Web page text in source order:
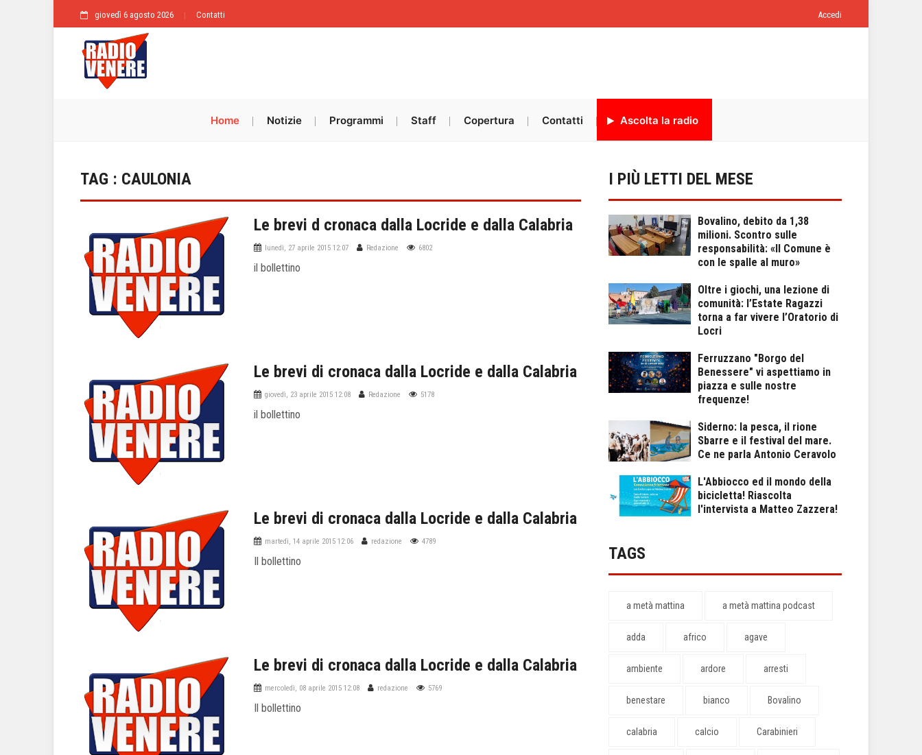
giovedì 6 agosto 2026 Contatti Accedi
Home Notizie Programmi Staff Copertura Contatti Ascolta la radio
TAG : CAULONIA
Le brevi d cronaca dalla Locride e dalla Calabria
lunedì, 27 aprile 2015 12:07 Redazione 6802
il bollettino
Le brevi di cronaca dalla Locride e dalla Calabria
giovedì, 23 aprile 2015 12:08 Redazione 5178
il bollettino
Le brevi di cronaca dalla Locride e dalla Calabria
martedì, 14 aprile 2015 12:06 redazione 4789
Il bollettino
Le brevi di cronaca dalla Locride e dalla Calabria
mercoledì, 08 aprile 2015 12:08 redazione 5769
Il bollettino
I PIÙ LETTI DEL MESE
Bovalino, debito da 1,38
milioni. Scontro sulle
responsabilità: «Il Comune è
con le spalle al muro»
Oltre i giochi, una lezione di
comunità: l’Estate Ragazzi
torna a far vivere l’Oratorio di
Locri
Ferruzzano "Borgo del
Benessere" vi aspettiamo in
piazza e sulle nostre
frequenze!
Siderno: la pesca, il rione
Sbarre e il festival del mare.
Ce ne parla Antonio Ceravolo
L'Abbiocco ed il mondo della
bicicletta! Riascolta
l'intervista a Matteo Zazzera!
TAGS
a metà mattina a metà mattina podcast
adda africo agave
ambiente ardore arresti
benestare bianco Bovalino
calabria calcio Carabinieri